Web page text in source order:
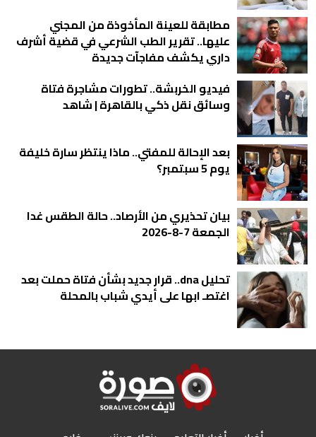
مطابقة للعينة المأخوذة من المجني
عليها.. تقرير الطب الشرعي في قضية أشرف
داري يكشف مفاجآت جديدة
فيديو الخربشة.. تطورات مشاجرة فتاة
وسائق نقل ذكي بالقاهرة | شاهد
بعد الإحالة للمفتي.. ماذا ينتظر سارة خليفة
يوم 5 سبتمبر؟
بيان تحذيري من الأرصاد.. حالة الطقس غدا
الجمعة 7-8-2026
تحليل dna.. قرار جديد بشأن فتاة حملت بعد
اغتصـ ابها على أيدي شباب بالمحلة